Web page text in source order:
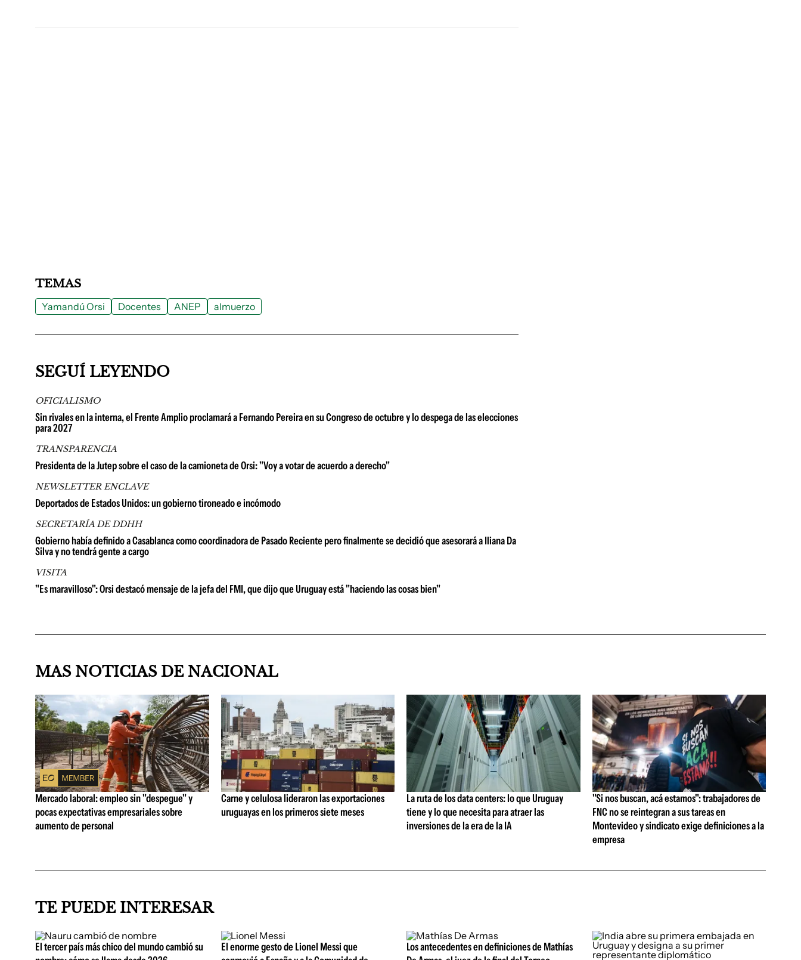
TEMAS
Yamandú Orsi Docentes ANEP almuerzo
SEGUÍ LEYENDO
OFICIALISMO
Sin rivales en la interna, el Frente Amplio proclamará a Fernando Pereira en su Congreso de octubre y lo despega de las elecciones
para 2027
TRANSPARENCIA
Presidenta de la Jutep sobre el caso de la camioneta de Orsi: "Voy a votar de acuerdo a derecho"
NEWSLETTER ENCLAVE
Deportados de Estados Unidos: un gobierno tironeado e incómodo
SECRETARÍA DE DDHH
Gobierno había definido a Casablanca como coordinadora de Pasado Reciente pero finalmente se decidió que asesorará a Iliana Da
Silva y no tendrá gente a cargo
VISITA
"Es maravilloso": Orsi destacó mensaje de la jefa del FMI, que dijo que Uruguay está "haciendo las cosas bien"
MAS NOTICIAS DE NACIONAL
Mercado laboral: empleo sin "despegue" y
pocas expectativas empresariales sobre
aumento de personal
Carne y celulosa lideraron las exportaciones
uruguayas en los primeros siete meses
La ruta de los data centers: lo que Uruguay
tiene y lo que necesita para atraer las
inversiones de la era de la IA
"Si nos buscan, acá estamos": trabajadores de
FNC no se reintegran a sus tareas en
Montevideo y sindicato exige definiciones a la
empresa
TE PUEDE INTERESAR
El tercer país más chico del mundo cambió su
El enorme gesto de Lionel Messi que
Los antecedentes en definiciones de Mathías